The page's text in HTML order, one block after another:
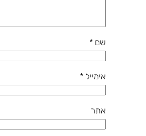
שם *
אימייל *
אתר